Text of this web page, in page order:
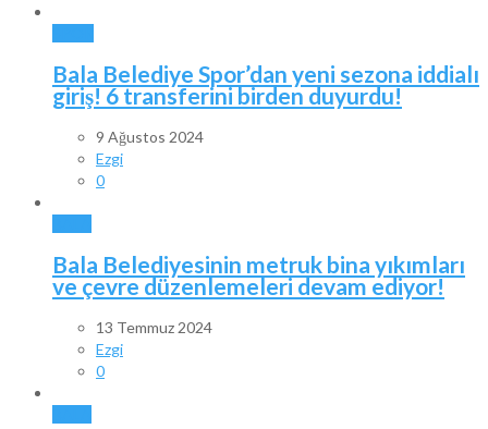
Bala Belediye Spor’dan yeni sezona iddialı
giriş! 6 transferini birden duyurdu!
9 Ağustos 2024
Ezgi
0
Bala Belediyesinin metruk bina yıkımları
ve çevre düzenlemeleri devam ediyor!
13 Temmuz 2024
Ezgi
0